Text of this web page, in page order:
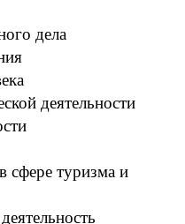
дела
деятельности
сфере туризма и